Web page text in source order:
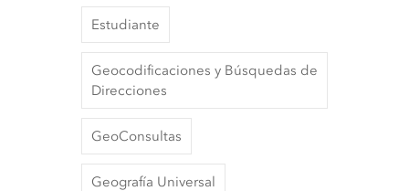
Estudiante
Geocodificaciones y Búsquedas de
Direcciones
GeoConsultas
Geografía Universal